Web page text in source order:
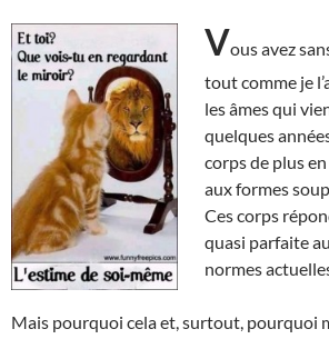
Vous avez
tout comme je
les âmes qui
quelques
corps de plus
aux formes
Ces corps
quasi parfaite
normes
Mais pourquoi cela et, surtout, pourquoi